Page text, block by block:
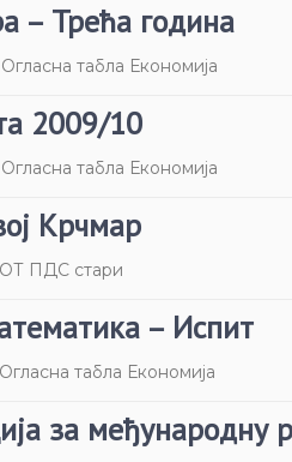
– Трећа година
Огласна табла Економија
2009/10
Огласна табла Економија
Крчмар
ОТ ПДС стари
– Испит
Огласна табла Економија
за међународну